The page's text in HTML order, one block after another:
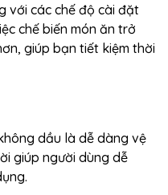
với các chế độ cài đặt
chế biến món ăn trở
giúp bạn tiết kiệm thời
dầu là dễ dàng vệ
giúp người dùng dễ